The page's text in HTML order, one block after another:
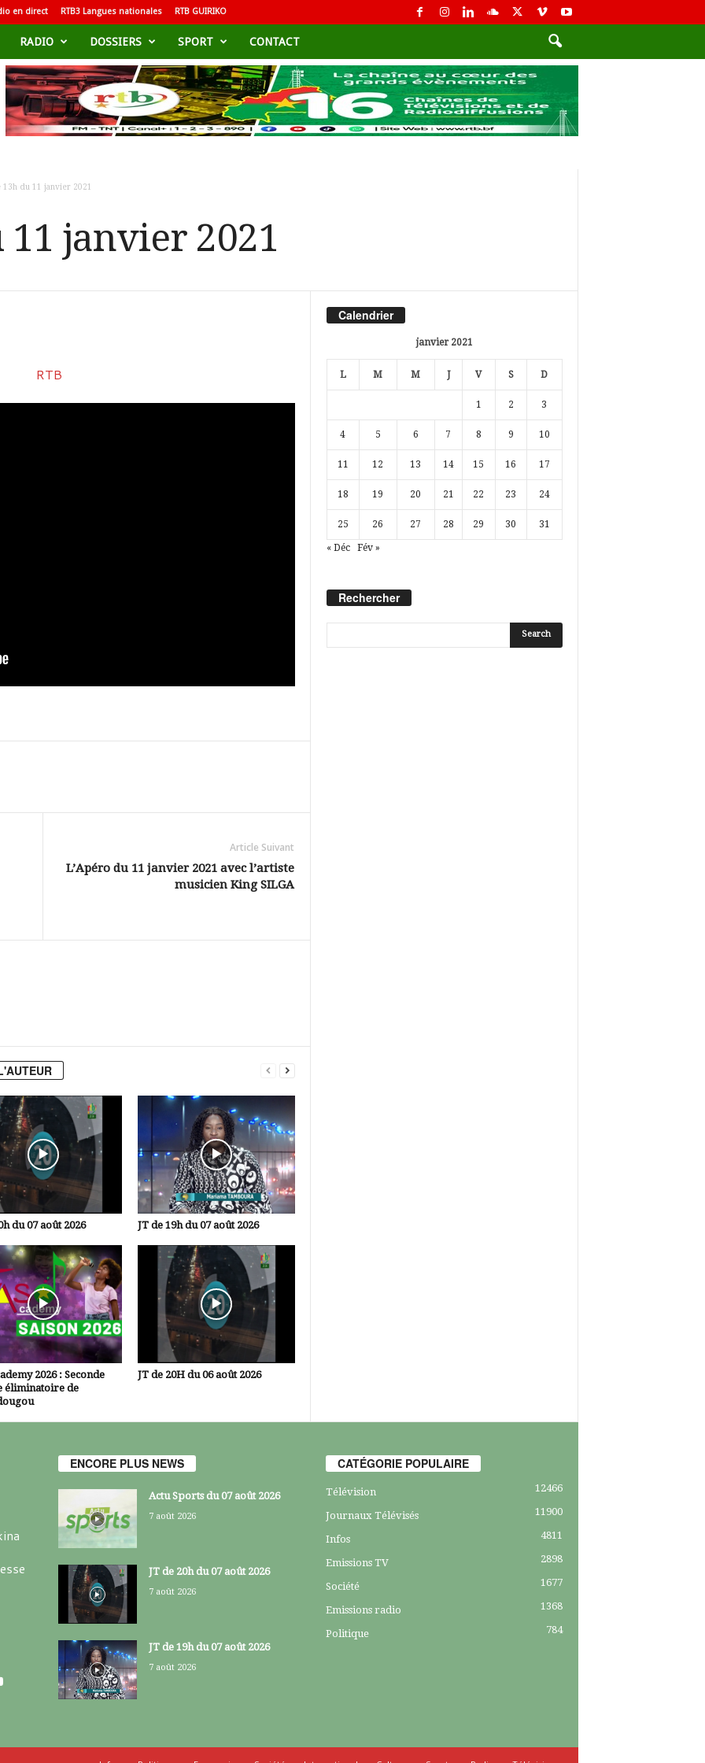
en direct RTB3 Langues nationales RTB GUIRIKO
RADIO DOSSIERS SPORT CONTACT
13h du 11 janvier 2021
11 janvier 2021
Article Suivant
L’Apéro du 11 janvier 2021 avec l’artiste
musicien King SILGA
du 07 août 2026 JT de 19h du 07 août 2026
2026 : Seconde
éliminatoire de
JT de 20H du 06 août 2026
Calendrier
janvier 2021
L M M J V S D
1 2 3
4 5 6 7 8 9 10
11 12 13 14 15 16 17
18 19 20 21 22 23 24
25 26 27 28 29 30 31
« Déc Fév »
Rechercher
ENCORE PLUS NEWS
Actu Sports du 07 août 2026
7 août 2026
JT de 20h du 07 août 2026
7 août 2026
JT de 19h du 07 août 2026
7 août 2026
CATÉGORIE POPULAIRE
Télévision 12466
Journaux Télévisés 11900
Infos 4811
Emissions TV 2898
Société 1677
Emissions radio 1368
Politique 784